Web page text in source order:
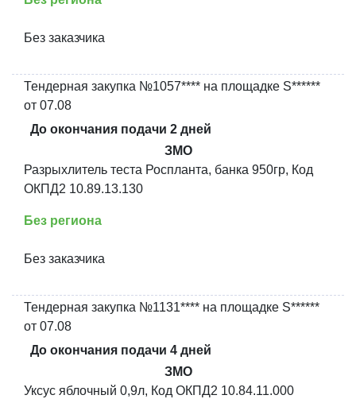
Без заказчика
Тендерная закупка №1057**** на площадке S******
от 07.08
До окончания подачи 2 дней
ЗМО
Разрыхлитель теста Роспланта, банка 950гр, Код
ОКПД2 10.89.13.130
Без региона
Без заказчика
Тендерная закупка №1131**** на площадке S******
от 07.08
До окончания подачи 4 дней
ЗМО
Уксус яблочный 0,9л, Код ОКПД2 10.84.11.000